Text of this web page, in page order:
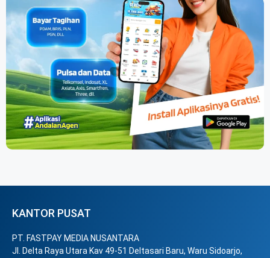
KANTOR PUSAT
PT. FASTPAY MEDIA NUSANTARA
Jl. Delta Raya Utara Kav 49-51 Deltasari Baru, Waru Sidoarjo,